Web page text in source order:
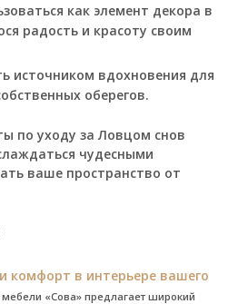
как элемент декора в
радость и красоту своим
источником вдохновения для
оберегов.
по уходу за Ловцом снов
чудесными
ваше пространство от
комфорт в интерьере вашего
«Сова» предлагает широкий